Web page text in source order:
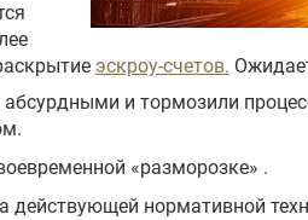
эскроу-счетов.
и тормозили
«разморозке» .
нормативной